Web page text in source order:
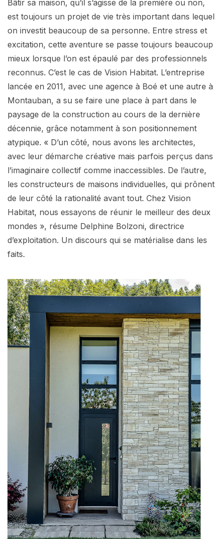
Bâtir sa maison, qu’il s’agisse de la première ou non,
est toujours un projet de vie très important dans lequel
on investit beaucoup de sa personne. Entre stress et
excitation, cette aventure se passe toujours beaucoup
mieux lorsque l’on est épaulé par des professionnels
reconnus. C’est le cas de Vision Habitat. L’entreprise
lancée en 2011, avec une agence à Boé et une autre à
Montauban, a su se faire une place à part dans le
paysage de la construction au cours de la dernière
décennie, grâce notamment à son positionnement
atypique. « D’un côté, nous avons les architectes,
avec leur démarche créative mais parfois perçus dans
l’imaginaire collectif comme inaccessibles. De l’autre,
les constructeurs de maisons individuelles, qui prônent
de leur côté la rationalité avant tout. Chez Vision
Habitat, nous essayons de réunir le meilleur des deux
mondes », résume Delphine Bolzoni, directrice
d’exploitation. Un discours qui se matérialise dans les
faits.